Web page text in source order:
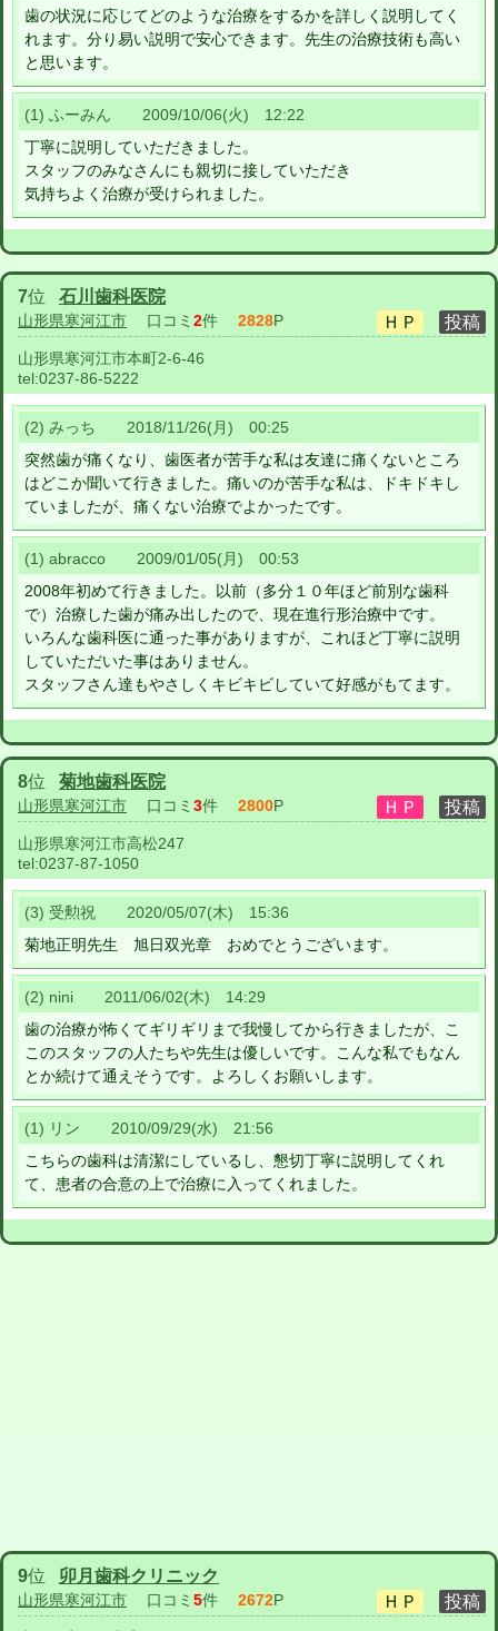
歯の状況に応じてどのような治療をするかを詳しく説明してく
れます。分り易い説明で安心できます。先生の治療技術も高い
と思います。
(1) ふーみん 2009/10/06(火) 12:22
丁寧に説明していただきました。
スタッフのみなさんにも親切に接していただき
気持ちよく治療が受けられました。
7位 石川歯科医院
山形県寒河江市 口コミ 2件 2828P
山形県寒河江市本町2-6-46
tel:0237-86-5222
(2) みっち 2018/11/26(月) 00:25
突然歯が痛くなり、歯医者が苦手な私は友達に痛くないところ
はどこか聞いて行きました。痛いのが苦手な私は、ドキドキし
ていましたが、痛くない治療でよかったです。
(1) abracco 2009/01/05(月) 00:53
2008年初めて行きました。以前（多分１０年ほど前別な歯科
で）治療した歯が痛み出したので、現在進行形治療中です。
いろんな歯科医に通った事がありますが、これほど丁寧に説明
していただいた事はありません。
スタッフさん達もやさしくキビキビしていて好感がもてます。
8位 菊地歯科医院
山形県寒河江市 口コミ 3件 2800P
山形県寒河江市高松247
tel:0237-87-1050
(3) 受勲祝 2020/05/07(木) 15:36
菊地正明先生 旭日双光章 おめでとうございます。
(2) nini 2011/06/02(木) 14:29
歯の治療が怖くてギリギリまで我慢してから行きましたが、こ
このスタッフの人たちや先生は優しいです。こんな私でもなん
とか続けて通えそうです。よろしくお願いします。
(1) リン 2010/09/29(水) 21:56
こちらの歯科は清潔にしているし、懇切丁寧に説明してくれ
て、患者の合意の上で治療に入ってくれました。
9位 卯月歯科クリニック
山形県寒河江市 口コミ 5件 2672P